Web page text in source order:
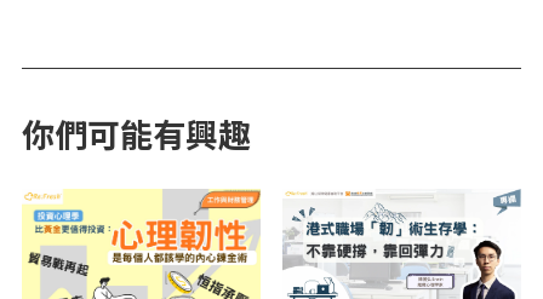
你們可能有興趣